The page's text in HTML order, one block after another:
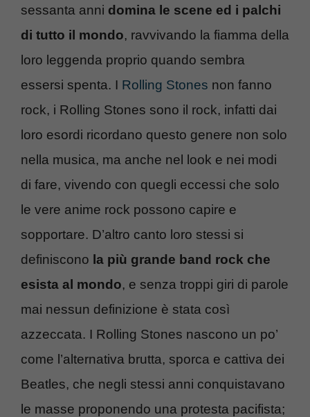
sessanta anni domina le scene ed i palchi
di tutto il mondo, ravvivando la fiamma della
loro leggenda proprio quando sembra
essersi spenta. I Rolling Stones non fanno
rock, i Rolling Stones sono il rock, infatti dai
loro esordi ricordano questo genere non solo
nella musica, ma anche nel look e nei modi
di fare, vivendo con quegli eccessi che solo
le vere anime rock possono capire e
sopportare. D’altro canto loro stessi si
definiscono la più grande band rock che
esista al mondo, e senza troppi giri di parole
mai nessun definizione è stata così
azzeccata. I Rolling Stones nascono un po’
come l’alternativa brutta, sporca e cattiva dei
Beatles, che negli stessi anni conquistavano
le masse proponendo una protesta pacifista;